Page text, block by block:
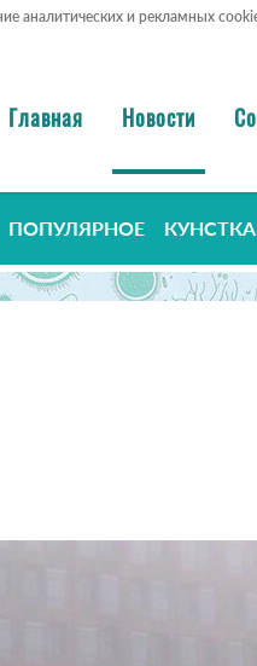
аналитических и рекламных
Главная Новости
ПОПУЛЯРНОЕ